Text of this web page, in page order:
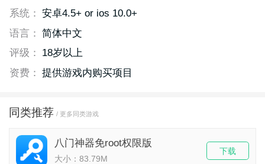
系统： 安卓4.5+ or ios 10.0+
语言： 简体中文
评级：
18岁以上
资费： 提供游戏内购买项目
同类推荐 / 更多同类游戏
八门神器免root权限版
大小：83.79M
下载